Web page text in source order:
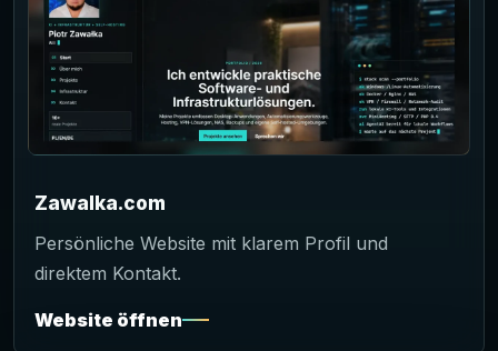
Zawalka.com
Persönliche Website mit klarem Profil und
direktem Kontakt.
Website öffnen